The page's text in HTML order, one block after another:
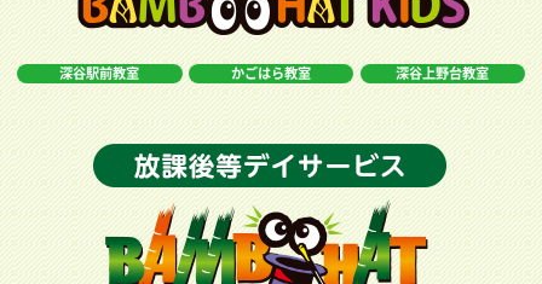
深谷駅前教室 かごはら教室 深谷上野台教室